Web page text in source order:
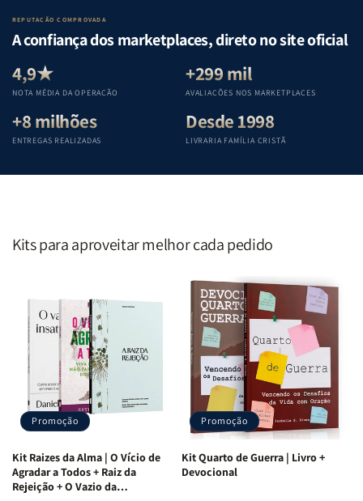
Lar
|
Equipe
Teológica
Penkal
|
Equipe
Penkal
|
Equipe
Teológica
Penkal
Equipe
REPUTAÇÃO COMPROVADA
A confiança dos marketplaces, direto no site oficial
4,9★
NOTA MÉDIA DA OPERAÇÃO
+299 mil
AVALIAÇÕES NOS MARKETPLACES
+8 milhões
ENTREGAS REALIZADAS
Desde 1998
LIVRARIA FAMÍLIA CRISTÃ
Kits para aproveitar melhor cada pedido
Promoção
Kit Raizes da Alma | O Vício de
Agradar a Todos + Raiz da
Rejeição + O Vazio da
Promoção
Kit Quarto de Guerra | Livro +
Devocional